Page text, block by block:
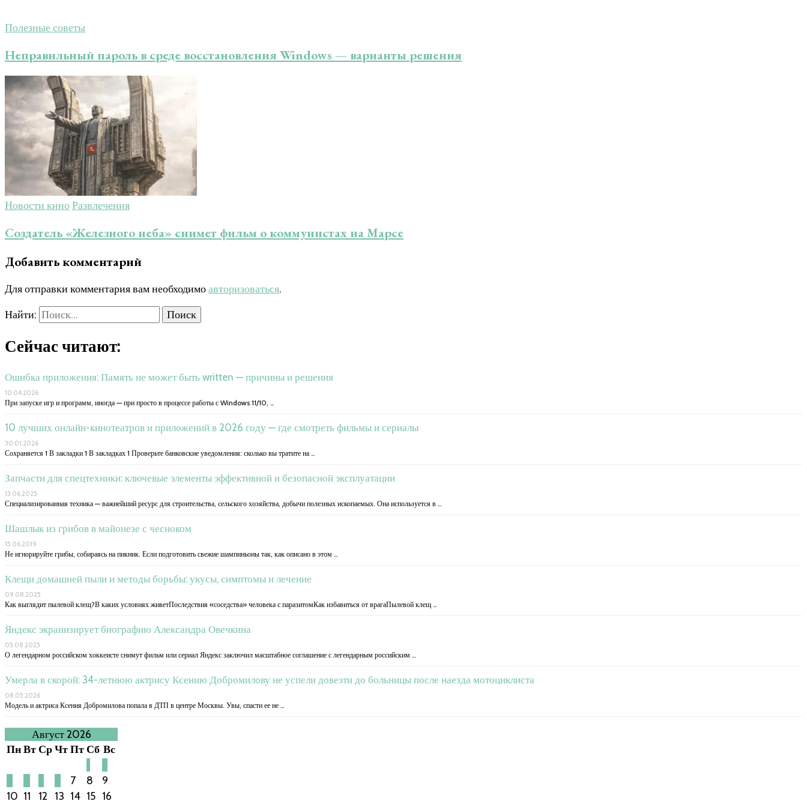
Полезные советы
Неправильный пароль в среде восстановления Windows — варианты решения
Новости киноРазвлечения
Создатель «Железного неба» снимет фильм о коммунистах на Марсе
Добавить комментарий
Для отправки комментария вам необходимоавторизоваться.
Найти:
Сейчас читают:
Ошибка приложения: Память не может быть written — причины и решения
10.04.2026
При запуске игр и программ, иногда — при просто в процессе работы с Windows 11/10, …
10 лучших онлайн-кинотеатров и приложений в 2026 году — где смотреть фильмы и сериалы
30.01.2026
Сохраняется 1 В закладки 1 В закладках 1 Проверьте банковские уведомления: сколько вы тратите на …
Запчасти для спецтехники: ключевые элементы эффективной и безопасной эксплуатации
13.06.2025
Специализированная техника — важнейший ресурс для строительства, сельского хозяйства, добычи полезных ископаемых. Она используется в …
Шашлык из грибов в майонезе с чесноком
15.06.2019
Не игнорируйте грибы, собираясь на пикник. Если подготовить свежие шампиньоны так, как описано в этом …
Клещи домашней пыли и методы борьбы: укусы, симптомы и лечение
09.08.2025
Как выглядит пылевой клещ?В каких условиях живетПоследствия «соседства» человека с паразитомКак избавиться от врагаПылевой клещ …
Яндекс экранизирует биографию Александра Овечкина
05.08.2025
О легендарном российском хоккеисте снимут фильм или сериал Яндекс заключил масштабное соглашение с легендарным российским …
Умерла в скорой: 34-летнюю актрису Ксению Добромилову не успели довезти до больницы после наезда мотоциклиста
08.05.2026
Модель и актриса Ксения Добромилова попала в ДТП в центре Москвы. Увы, спасти ее не …
Август 2026
ПнВтСрЧтПтСб Вс
7 8
9
10 11 12 13 14 15 16